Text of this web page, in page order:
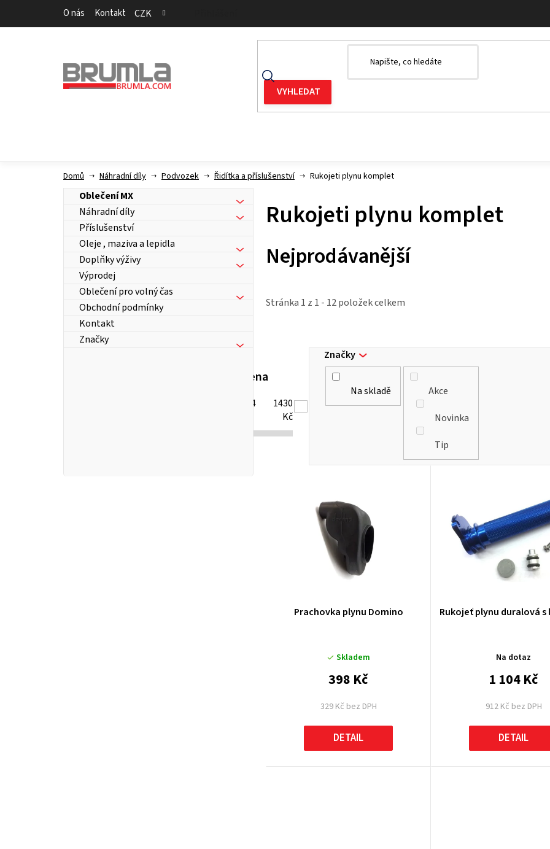
O nás Kontakt CZK
Domů Náhradní díly Podvozek Řidítka a příslušenství Rukojeti plynu komplet
Oblečení MX
Náhradní díly
Příslušenství
Oleje , maziva a lepidla
Doplňky výživy
Výprodej
Oblečení pro volný čas
Obchodní podmínky
Kontakt
Značky
Rukojeti plynu komplet
Nejprodávanější
Stránka 1 z 1 - 12položek celkem
Cena
214
1430
Kč
Na skladě
Akce
Novinka
Tip
Značky
ů
Prachovka plynu Domino
Skladem
329 Kč bez DPH
398 Kč
DETAIL
Rukojeť plynu duralová
Na dotaz
912 Kč bez DPH
1 104 Kč
DETAIL